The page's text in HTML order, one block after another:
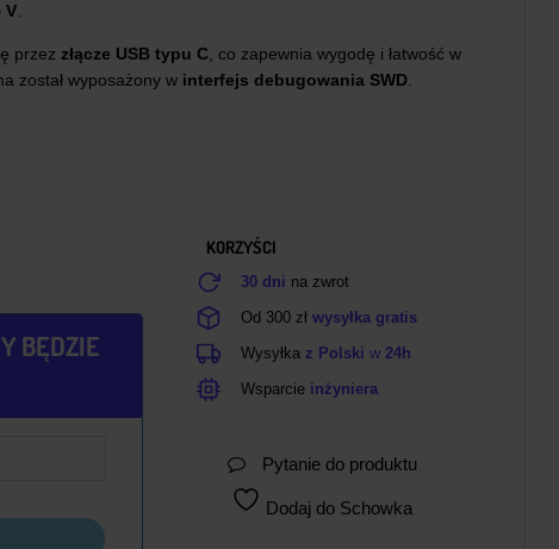
V.
przez złącze USB typu C, co zapewnia wygodę i łatwość w
został wyposażony w interfejs debugowania SWD.
BĘDZIE
KORZYŚCI
30 dni na zwrot
Od 300 złwysyłka gratis
Wysyłka z Polskiw 24h
Wsparcie inżyniera
Pytanie do produktu
Dodaj do Schowka